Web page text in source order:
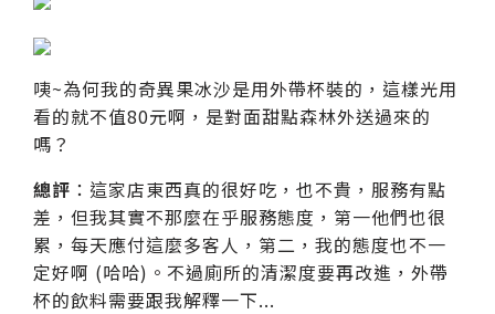
咦~為何我的奇異果冰沙是用外帶杯裝的，這樣光用
看的就不值80元啊，是對面甜點森林外送過來的
嗎？
總評 ：這家店東西真的很好吃，也不貴，服務有點
差，但我其實不那麼在乎服務態度，第一他們也很
累，每天應付這麼多客人，第二，我的態度也不一
定好啊 (哈哈)。不過廁所的清潔度要再改進，外帶
杯的飲料需要跟我解釋一下...